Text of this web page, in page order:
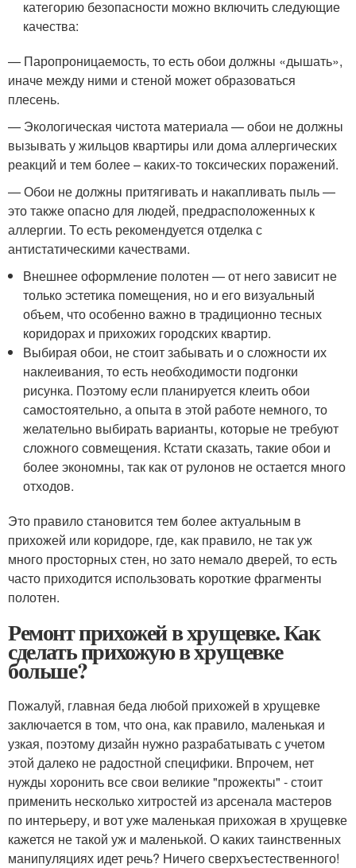
категорию безопасности можно включить следующие
качества:
— Паропроницаемость, то есть обои должны «дышать»,
иначе между ними и стеной может образоваться
плесень.
— Экологическая чистота материала — обои не должны
вызывать у жильцов квартиры или дома аллергических
реакций и тем более – каких-то токсических поражений.
— Обои не должны притягивать и накапливать пыль —
это также опасно для людей, предрасположенных к
аллергии. То есть рекомендуется отделка с
антистатическими качествами.
Внешнее оформление полотен — от него зависит не
только эстетика помещения, но и его визуальный
объем, что особенно важно в традиционно тесных
коридорах и прихожих городских квартир.
Выбирая обои, не стоит забывать и о сложности их
наклеивания, то есть необходимости подгонки
рисунка. Поэтому если планируется клеить обои
самостоятельно, а опыта в этой работе немного, то
желательно выбирать варианты, которые не требуют
сложного совмещения. Кстати сказать, такие обои и
более экономны, так как от рулонов не остается много
отходов.
Это правило становится тем более актуальным в
прихожей или коридоре, где, как правило, не так уж
много просторных стен, но зато немало дверей, то есть
часто приходится использовать короткие фрагменты
полотен.
Ремонт прихожей в хрущевке. Как
сделать прихожую в хрущевке
больше?
Пожалуй, главная беда любой прихожей в хрущевке
заключается в том, что она, как правило, маленькая и
узкая, поэтому дизайн нужно разрабатывать с учетом
этой далеко не радостной специфики. Впрочем, нет
нужды хоронить все свои великие "прожекты" - стоит
применить несколько хитростей из арсенала мастеров
по интерьеру, и вот уже маленькая прихожая в хрущевке
кажется не такой уж и маленькой. О каких таинственных
манипуляциях идет речь? Ничего сверхъестественного!